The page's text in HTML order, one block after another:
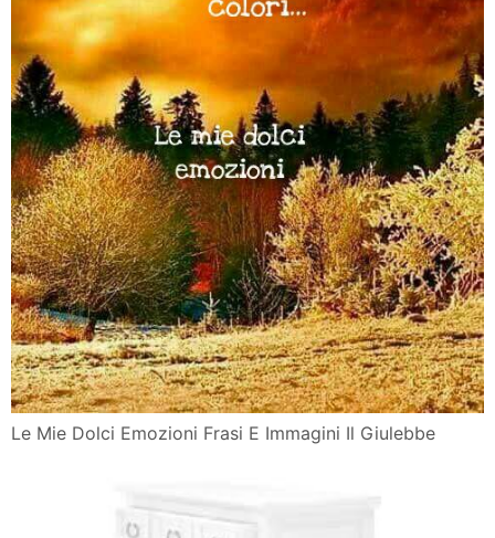
Le Mie Dolci Emozioni Frasi E Immagini Il Giulebbe